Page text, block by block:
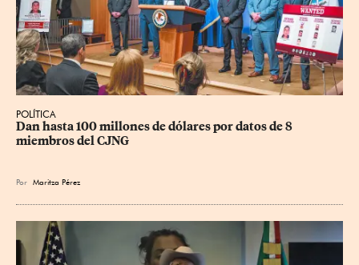
POLÍTICA
Dan hasta 100 millones de dólares por datos de 8
miembros del CJNG
Por Maritza Pérez